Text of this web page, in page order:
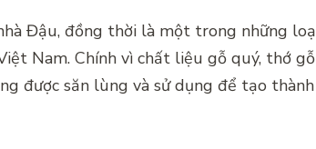
Đậu, đồng thời là một trong những
Nam. Chính vì chất liệu gỗ quý, thớ
được săn lùng và sử dụng để tạo